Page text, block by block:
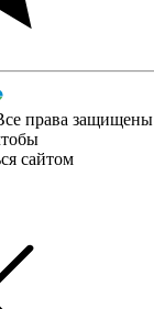
права защищены
сайтом